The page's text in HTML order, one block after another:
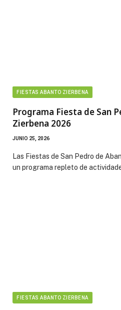
FIESTAS ABANTO ZIERBENA
Programa Fiesta de San
Zierbena 2026
JUNIO 25, 2026
Las Fiestas de San Pedro de
un programa repleto de
FIESTAS ABANTO ZIERBENA